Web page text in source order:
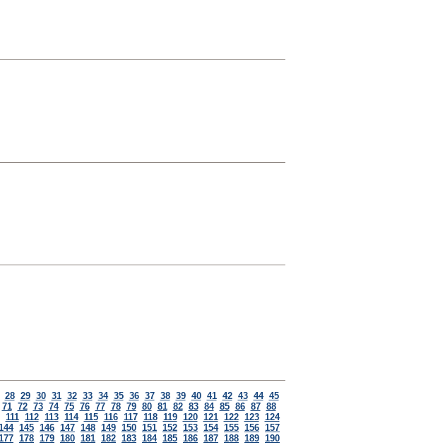
28 29 30 31 32 33 34 35 36 37 38 39 40 41 42 43 44 45
71 72 73 74 75 76 77 78 79 80 81 82 83 84 85 86 87 88
111 112 113 114 115 116 117 118 119 120 121 122 123 124
145 146 147 148 149 150 151 152 153 154 155 156 157
178 179 180 181 182 183 184 185 186 187 188 189 190